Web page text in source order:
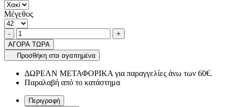
Μέγεθος
Ποσότητα
-product.increase.quantity +
ΑΓΟΡΑ ΤΩΡΑ
Προσθήκη στα αγαπημένα
ΔΩΡΕΑΝ ΜΕΤΑΦΟΡΙΚΑ για παραγγελίες άνω των 60€.
Παραλαβή από το κατάστημα
Περιγραφή